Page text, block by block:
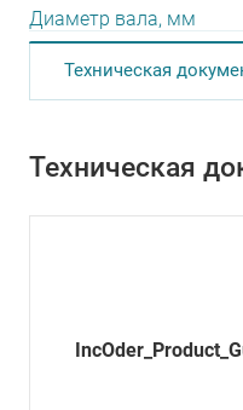
Диаметр вала, мм
Техническая
Техническая